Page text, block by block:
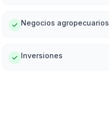
Negocios agropecuarios
Inversiones